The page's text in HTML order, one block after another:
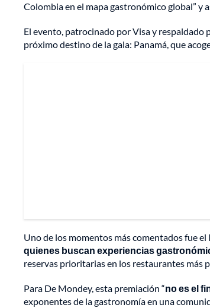
Colombia en el mapa gastronómico global” y
El evento, patrocinado por Visa y
próximo destino de la gala: Panamá, que
Uno de los momentos más comentados fue
quienes buscan experiencias
reservas prioritarias en los restaurantes más
Para De Mondey, esta premiación “no es el
exponentes de la gastronomía en una